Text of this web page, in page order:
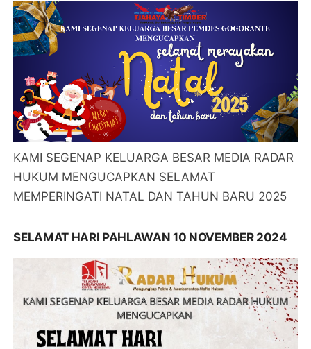
KAMI SEGENAP KELUARGA BESAR MEDIA RADAR
HUKUM MENGUCAPKAN SELAMAT
MEMPERINGATI NATAL DAN TAHUN BARU 2025
SELAMAT HARI PAHLAWAN 10 NOVEMBER 2024